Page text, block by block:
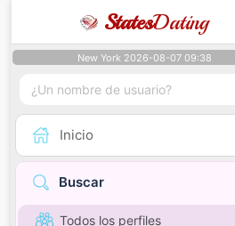
StatesDating
New York 2026-08-07 09:38
Inicio
Buscar
Todos los perfiles